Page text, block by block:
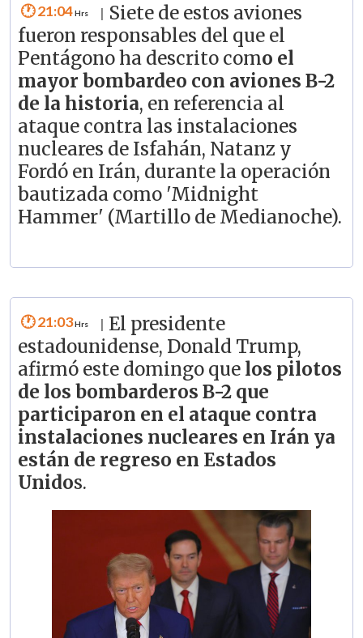
21:04
Siete de estos aviones
fueron responsables del que el
Pentágono ha descrito como el
mayor bombardeo con aviones B-2
de la historia, en referencia al
ataque contra las instalaciones
nucleares de Isfahán, Natanz y
Fordó en Irán, durante la operación
bautizada como 'Midnight
Hammer' (Martillo de Medianoche).
21:03
El presidente
estadounidense, Donald Trump,
afirmó este domingo quelos pilotos
de los bombarderos B-2 que
participaron en el ataque contra
instalaciones nucleares en Irán ya
están de regreso en Estados
Unidos.